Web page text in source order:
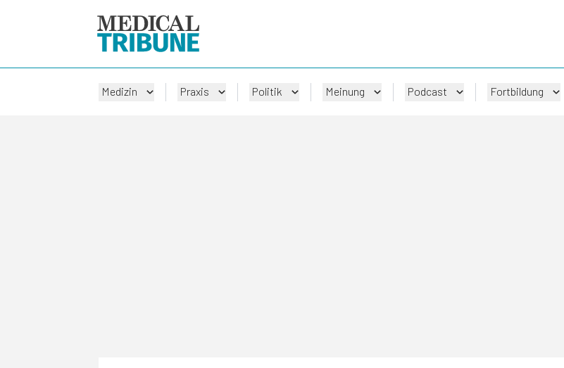
Medizin Praxis Politik Meinung Podcast Fortbildung